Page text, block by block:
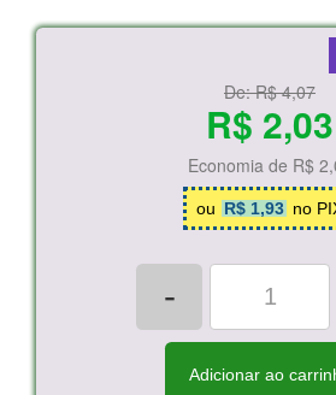
De:R$ 4,07
R$ 2,03
Economia de R$
ou R$ 1,93 no
-
Adicionar ao